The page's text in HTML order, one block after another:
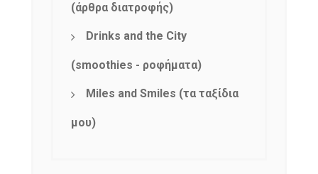
(άρθρα διατροφής)
Drinks and the City
(smoothies - ροφήματα)
Miles and Smiles (τα ταξίδια
μου)